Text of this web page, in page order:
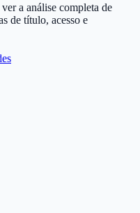
a análise completa de
de título, acesso e